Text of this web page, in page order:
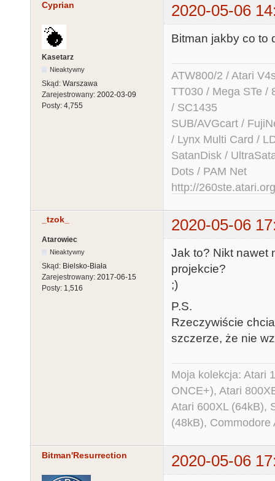
Cyprian 2020-05-06
Kasetarz
Nieaktywny
Skąd: Warszawa
Zarejestrowany: 2002-03-09
Posty: 4,755
Bitman jakby co to
ATW800/2 / Atari
TT030 / Mega STe /
/ SC1435
SUB/AVGcart /
/ Lynx Multi Card /
SatanDisk /
Dots / PAM Net
http://260ste.atari.org
_tzok_ 2020-05-06
Atarowiec
Nieaktywny
Skąd: Bielsko-Biała
Zarejestrowany: 2017-06-15
Posty: 1,516
Jak to? Nikt nawet
projekcie?
;)
P.S.
Rzeczywiście
szczerze, że nie
Moja kolekcja: Atari
ONCE+), Atari
Atari 600XL (64kB),
(48kB),
Bitman'Resurrection 2020-05-06